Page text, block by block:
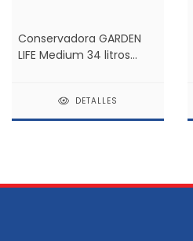
Conservadora GARDEN
LIFE Medium 34 litros
DETALLES